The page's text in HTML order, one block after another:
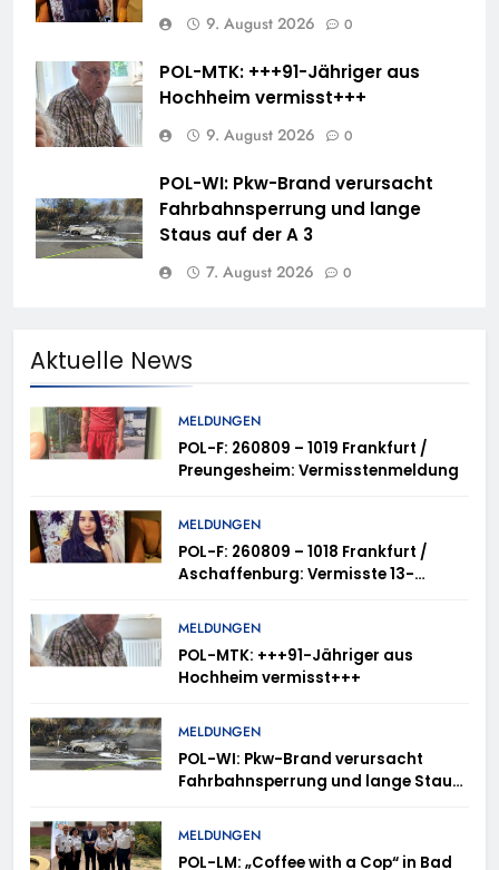
9. August 2026 0
POL-MTK: +++91-Jähriger aus
Hochheim vermisst+++
9. August 2026 0
POL-WI: Pkw-Brand verursacht
Fahrbahnsperrung und lange
Staus auf der A 3
7. August 2026 0
Aktuelle News
MELDUNGEN
POL-F: 260809 – 1019 Frankfurt /
Preungesheim: Vermisstenmeldung
MELDUNGEN
POL-F: 260809 – 1018 Frankfurt /
Aschaffenburg: Vermisste 13-
MELDUNGEN
POL-MTK: +++91-Jähriger aus
Hochheim vermisst+++
MELDUNGEN
POL-WI: Pkw-Brand verursacht
Fahrbahnsperrung und lange Staus
MELDUNGEN
POL-LM: „Coffee with a Cop“ in Bad